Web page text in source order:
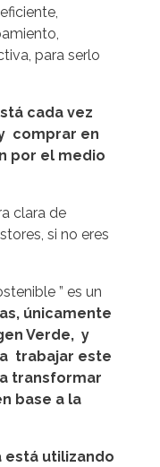
para serlo
cada vez
comprar en
por el medio
clara de
si no eres
” es un
únicamente
Verde, y
trabajar este
transformar
base a la
está utilizando